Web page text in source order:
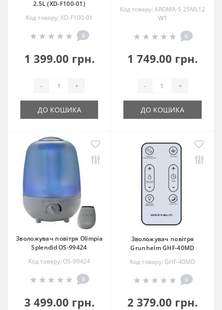
2.5L (XD-F100-01)
Код товару: XD-F100-01
0
1 399.00 грн.
- +
ДО КОШИКА
Код товару: AROMA-S 25ML12
WT
0
1 749.00 грн.
- +
ДО КОШИКА
Зволожувач повітря Olimpia
Splendid OS-99424
Код товару: OS-99424
0
3 499.00 грн.
Зволожувач повітря
Grunhelm GHF-40MD
Код товару: GHF-40MD
0
2 379.00 грн.